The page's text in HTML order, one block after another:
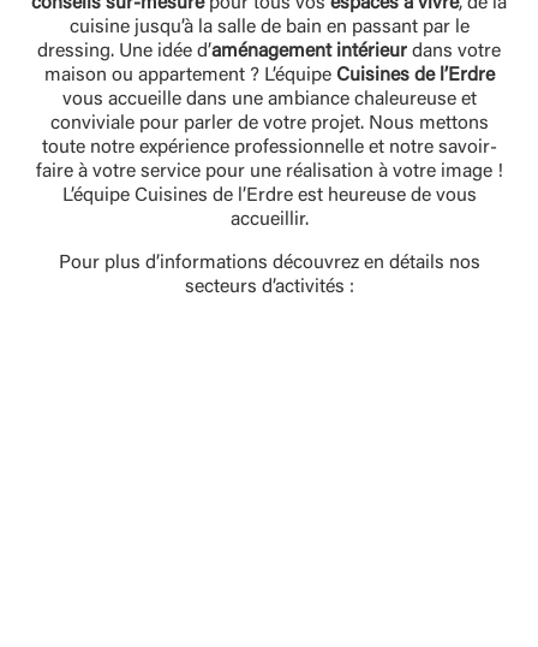
conseils sur-mesurepour tous vos espaces à vivre, de la
cuisine jusqu’à la salle de bain en passant par le
dressing. Une idée d’aménagement intérieur dans votre
maison ou appartement ? L’équipe Cuisines de l’Erdre
vous accueille dans une ambiance chaleureuse et
conviviale pour parler de votre projet. Nous mettons
toute notre expérience professionnelle et notre savoir-
faire à votre service pour une réalisation à votre image !
L’équipe Cuisines de l’Erdre est heureuse de vous
accueillir.
Pour plus d’informations découvrez en détails nos
secteurs d’activités :